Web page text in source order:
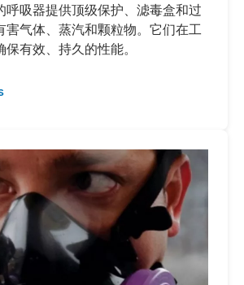
呼吸器提供顶级保护、滤毒盒和过
害气体、蒸汽和颗粒物。它们在工
有效、持久的性能。